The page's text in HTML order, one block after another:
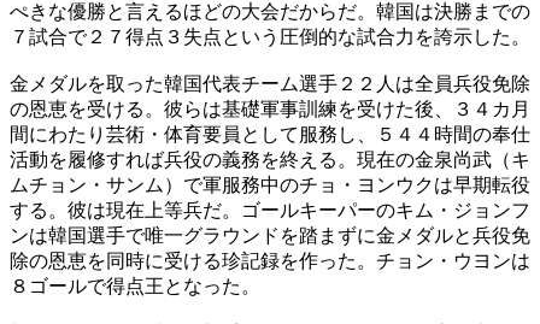
ぺきな優勝と言えるほどの大会だからだ。韓国は決勝までの
７試合で２７得点３失点という圧倒的な試合力を誇示した。
金メダルを取った韓国代表チーム選手２２人は全員兵役免除
の恩恵を受ける。彼らは基礎軍事訓練を受けた後、３４カ月
間にわたり芸術・体育要員として服務し、５４４時間の奉仕
活動を履修すれば兵役の義務を終える。現在の金泉尚武（キ
ムチョン・サンム）で軍服務中のチョ・ヨンウクは早期転役
する。彼は現在上等兵だ。ゴールキーパーのキム・ジョンフ
ンは韓国選手で唯一グラウンドを踏まずに金メダルと兵役免
除の恩恵を同時に受ける珍記録を作った。チョン・ウヨンは
８ゴールで得点王となった。